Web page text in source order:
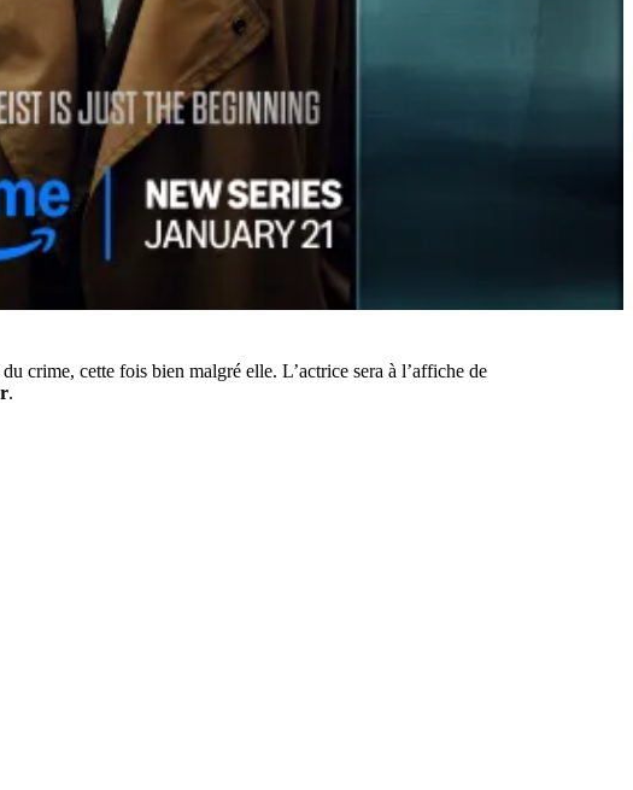
crime, cette fois bien malgré elle. L’actrice sera à l’affiche de
.